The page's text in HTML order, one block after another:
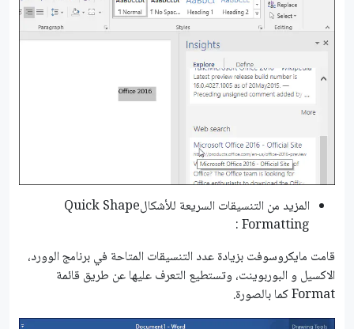
المزيد من التنسيقات السريعة للأشكالQuick Shape
Formatting :
قامت مايكروسوفت بزيادة عدد التنسيقات المتاحة في برنامج الوورد،
الاكسيل و البوربوينت، وتستطيع التعرف عليها عن طريق قائمة
Format كما بالصورة.